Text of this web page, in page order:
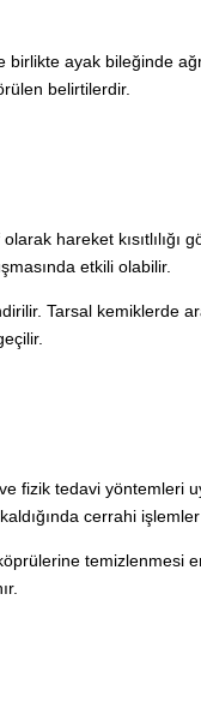
ayak bileğinde
belirtilerdir.
hareket kısıtlılığı
etkili olabilir.
Tarsal kemiklerde
fizik tedavi yöntemleri
cerrahi işlemler
temizlenmesi